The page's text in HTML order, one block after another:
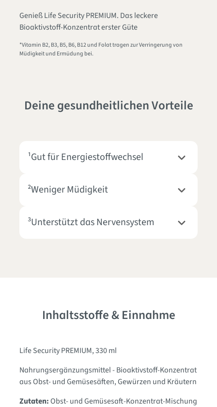
Genieß Life Security PREMIUM. Das leckere
Bioaktivstoff-Konzentrat erster Güte
*Vitamin B2, B3, B5, B6, B12 und Folat tragen zur Verringerung von
Müdigkeit und Ermüdung bei.
Deine gesundheitlichen Vorteile
¹Gut für Energiestoffwechsel
²Weniger Müdigkeit
³Unterstützt das Nervensystem
Inhaltsstoffe & Einnahme
Life Security PREMIUM, 330 ml
Nahrungsergänzungsmittel - Bioaktivstoff-Konzentrat
aus Obst- und Gemüsesäften, Gewürzen und Kräutern
Zutaten:Obst- und Gemüsesaft-Konzentrat-Mischung